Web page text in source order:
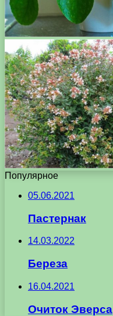
Популярное
05.06.2021
Пастернак
14.03.2022
Береза
16.04.2021
Очиток Эверса